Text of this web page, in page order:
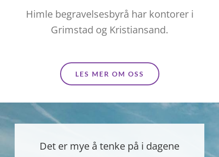
Himle begravelsesbyrå har kontorer i
Grimstad og Kristiansand.
LES MER OM OSS
Det er mye å tenke på i dagene